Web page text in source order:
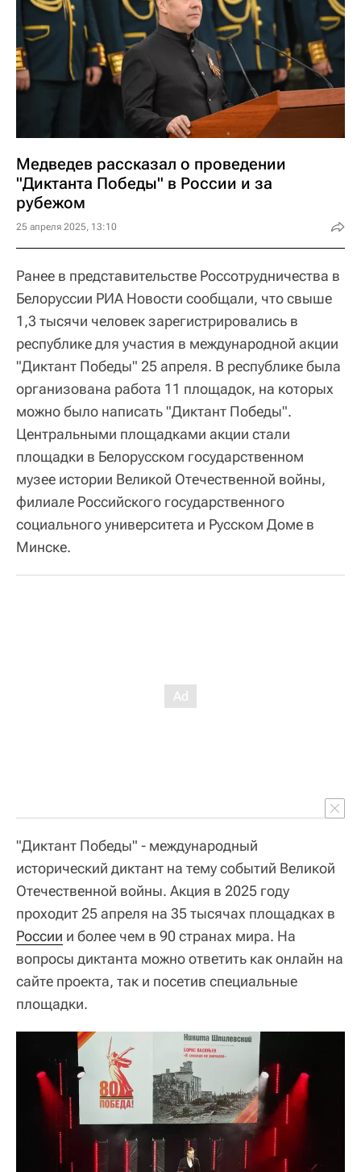
Медведев рассказал о проведении
"Диктанта Победы" в России и за
рубежом
25 апреля 2025, 13:10
Ранее в представительстве Россотрудничества в
Белоруссии РИА Новости сообщали, что свыше
1,3 тысячи человек зарегистрировались в
республике для участия в международной акции
"Диктант Победы" 25 апреля. В республике была
организована работа 11 площадок, на которых
можно было написать "Диктант Победы".
Центральными площадками акции стали
площадки в Белорусском государственном
музее истории Великой Отечественной войны,
филиале Российского государственного
социального университета и Русском Доме в
Минске.
"Диктант Победы" - международный
исторический диктант на тему событий Великой
Отечественной войны. Акция в 2025 году
проходит 25 апреля на 35 тысячах площадках в
России и более чем в 90 странах мира. На
вопросы диктанта можно ответить как онлайн на
сайте проекта, так и посетив специальные
площадки.